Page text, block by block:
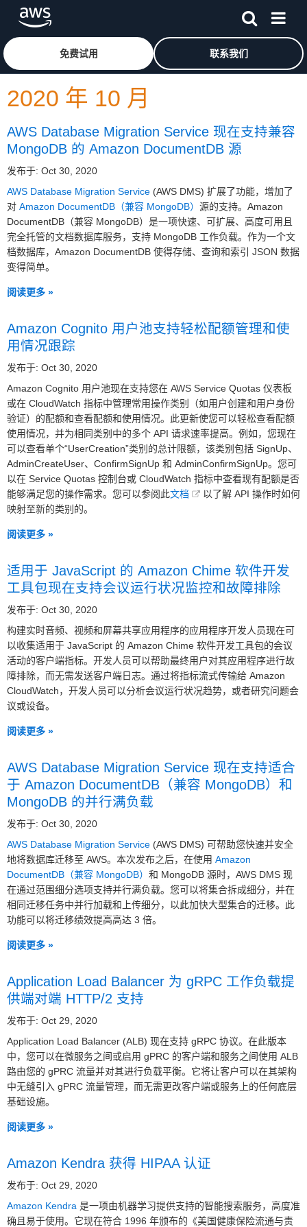
跳至主要内容
免费试用 联系我们
2020 年 10 月
AWS Database Migration Service 现在支持兼容
MongoDB 的 Amazon DocumentDB 源
发布于: Oct 30, 2020
AWS Database Migration Service (AWS DMS) 扩展了功能，增加了
对 Amazon DocumentDB（兼容 MongoDB） 源的支持。Amazon
DocumentDB（兼容 MongoDB）是一项快速、可扩展、高度可用且
完全托管的文档数据库服务，支持 MongoDB 工作负载。作为一个文
档数据库，Amazon DocumentDB 使得存储、查询和索引 JSON 数据
变得简单。
阅读更多 »
Amazon Cognito 用户池支持轻松配额管理和使
用情况跟踪
发布于: Oct 30, 2020
Amazon Cognito 用户池现在支持您在 AWS Service Quotas 仪表板
或在 CloudWatch 指标中管理常用操作类别（如用户创建和用户身份
验证）的配额和查看配额和使用情况。此更新使您可以轻松查看配额
使用情况，并为相同类别中的多个 API 请求速率提高。例如，您现在
可以查看单个“UserCreation”类别的总计限额，该类别包括 SignUp、
AdminCreateUser、ConfirmSignUp 和 AdminConfirmSignUp。您可
以在 Service Quotas 控制台或 CloudWatch 指标中查看现有配额是否
能够满足您的操作需求。您可以参阅此文档
以了解 API 操作时如何
映射至新的类别的。
阅读更多 »
适用于 JavaScript 的 Amazon Chime 软件开发
工具包现在支持会议运行状况监控和故障排除
发布于: Oct 30, 2020
构建实时音频、视频和屏幕共享应用程序的应用程序开发人员现在可
以收集适用于 JavaScript 的 Amazon Chime 软件开发工具包的会议
活动的客户端指标。开发人员可以帮助最终用户对其应用程序进行故
障排除，而无需发送客户端日志。通过将指标流式传输给 Amazon
CloudWatch，开发人员可以分析会议运行状况趋势，或者研究问题会
议或设备。
阅读更多 »
AWS Database Migration Service 现在支持适合
于 Amazon DocumentDB（兼容 MongoDB）和
MongoDB 的并行满负载
发布于: Oct 30, 2020
AWS Database Migration Service (AWS DMS) 可帮助您快速并安全
地将数据库迁移至 AWS。本次发布之后，在使用 Amazon
DocumentDB（兼容 MongoDB） 和 MongoDB 源时，AWS DMS 现
在通过范围细分选项支持并行满负载。您可以将集合拆成细分，并在
相同迁移任务中并行加载和上传细分，以此加快大型集合的迁移。此
功能可以将迁移绩效提高高达 3 倍。
阅读更多 »
Application Load Balancer 为 gRPC 工作负载提
供端对端 HTTP/2 支持
发布于: Oct 29, 2020
Application Load Balancer (ALB) 现在支持 gRPC 协议。在此版本
中，您可以在微服务之间或启用 gPRC 的客户端和服务之间使用 ALB
路由您的 gPRC 流量并对其进行负载平衡。它将让客户可以在其架构
中无缝引入 gPRC 流量管理，而无需更改客户端或服务上的任何底层
基础设施。
阅读更多 »
Amazon Kendra 获得 HIPAA 认证
发布于: Oct 29, 2020
Amazon Kendra 是一项由机器学习提供支持的智能搜索服务，高度准
确且易于使用。它现在符合 1996 年颁布的《美国健康保险流通与责